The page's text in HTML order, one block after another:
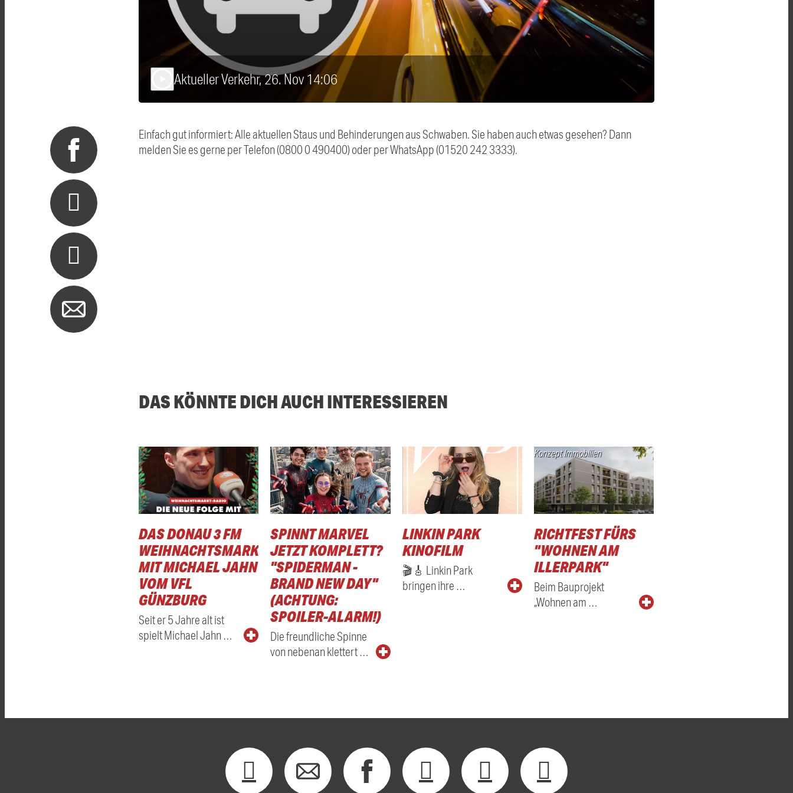
Aktueller Verkehr, 26. Nov 14:06
Einfach gut informiert: Alle aktuellen Staus und Behinderungen aus Schwaben. Sie haben auch etwas gesehen? Dann
melden Sie es gerne per Telefon (0800 0 490400) oder per WhatsApp (01520 242 3333).
DAS KÖNNTE DICH AUCH INTERESSIEREN
DAS DONAU 3 FM
WEIHNACHTSMARKTRADIO
MIT MICHAEL JAHN
VOM VFL
GÜNZBURG
Seit er 5 Jahre alt ist
spielt Michael Jahn …
SPINNT MARVEL
JETZT KOMPLETT?
"SPIDERMAN -
BRAND NEW DAY"
(ACHTUNG:
SPOILER-ALARM!)
Die freundliche Spinne
von nebenan klettert …
LINKIN PARK
KINOFILM
🎬🎸 Linkin Park
bringen ihre …
Konzept Immobilien
RICHTFEST FÜRS
"WOHNEN AM
ILLERPARK"
Beim Bauprojekt
„Wohnen am …